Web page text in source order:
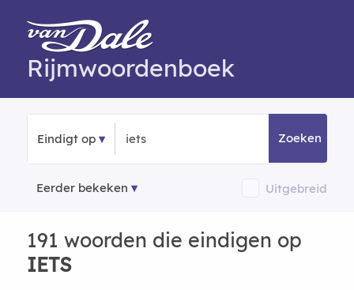
Rijmwoordenboek
Eindigt op Zoeken
Eerder bekeken Uitgebreid
191 woorden die eindigen op
IETS